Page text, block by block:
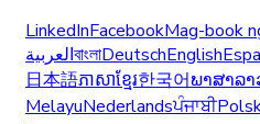
LinkedInFacebookMag-book
العربيةবাংলাDeutschEnglish
日本語ភាសាខ្មែរ한국어ພາສາລາ
MelayuNederlandsਪੰਜਾਬੀ